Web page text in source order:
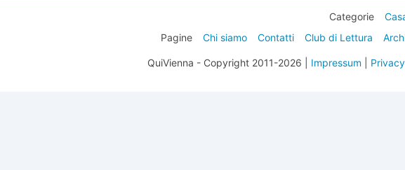
Categorie
Pagine
Chi siamo Contatti Club di Lettura
QuiVienna - Copyright 2011-2026 | Impressum